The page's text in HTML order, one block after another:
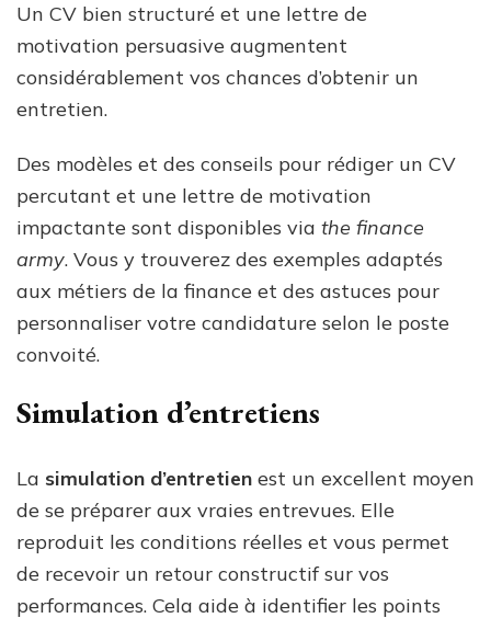
Un CV bien structuré et une lettre de
motivation persuasive augmentent
considérablement vos chances d’obtenir un
entretien.
Des modèles et des conseils pour rédiger un CV
percutant et une lettre de motivation
impactante sont disponibles via the finance
army. Vous y trouverez des exemples adaptés
aux métiers de la finance et des astuces pour
personnaliser votre candidature selon le poste
convoité.
Simulation d’entretiens
La simulation d’entretien est un excellent moyen
de se préparer aux vraies entrevues. Elle
reproduit les conditions réelles et vous permet
de recevoir un retour constructif sur vos
performances. Cela aide à identifier les points